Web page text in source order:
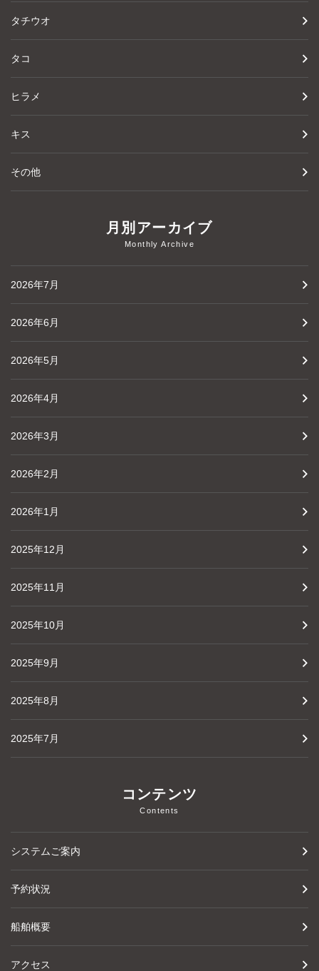
タチウオ
タコ
ヒラメ
キス
その他
月別アーカイブ
Monthly Archive
2026年7月
2026年6月
2026年5月
2026年4月
2026年3月
2026年2月
2026年1月
2025年12月
2025年11月
2025年10月
2025年9月
2025年8月
2025年7月
コンテンツ
Contents
システムご案内
予約状況
船舶概要
アクセス